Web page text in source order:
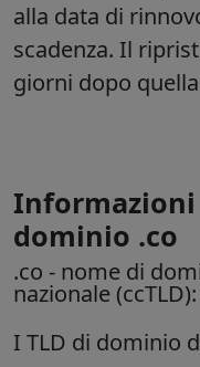
alla data di
scadenza. Il
giorni dopo
dominio .co
.co - nome di
nazionale (ccTLD):
I TLD di dominio